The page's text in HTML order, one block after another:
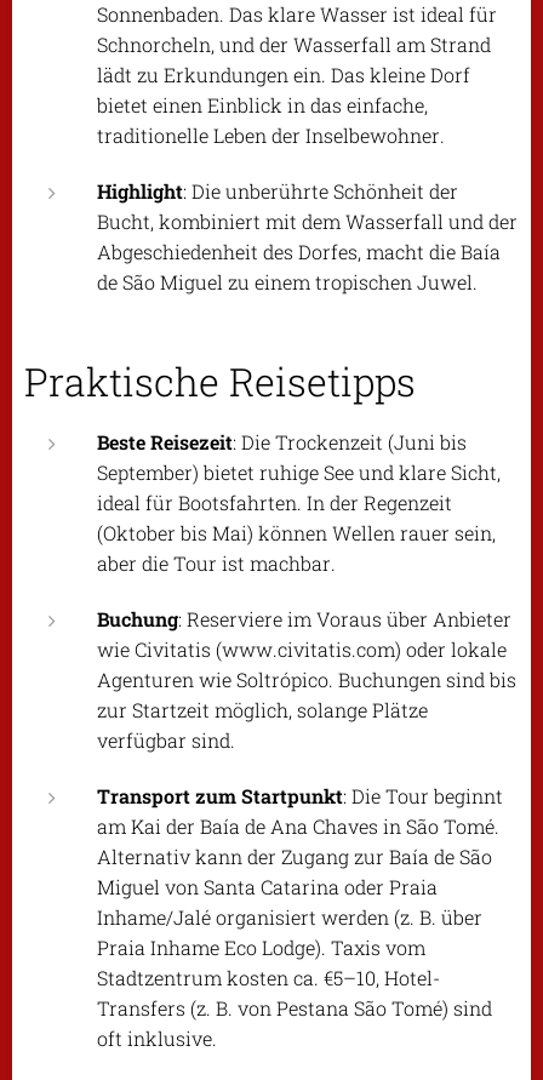
Sonnenbaden. Das klare Wasser ist ideal für
Schnorcheln, und der Wasserfall am Strand
lädt zu Erkundungen ein. Das kleine Dorf
bietet einen Einblick in das einfache,
traditionelle Leben der Inselbewohner.
Highlight: Die unberührte Schönheit der
Bucht, kombiniert mit dem Wasserfall und der
Abgeschiedenheit des Dorfes, macht die Baía
de São Miguel zu einem tropischen Juwel.
Praktische Reisetipps
Beste Reisezeit: Die Trockenzeit (Juni bis
September) bietet ruhige See und klare Sicht,
ideal für Bootsfahrten. In der Regenzeit
(Oktober bis Mai) können Wellen rauer sein,
aber die Tour ist machbar.
Buchung: Reserviere im Voraus über Anbieter
wie Civitatis (www.civitatis.com) oder lokale
Agenturen wie Soltrópico. Buchungen sind bis
zur Startzeit möglich, solange Plätze
verfügbar sind.
Transport zum Startpunkt: Die Tour beginnt
am Kai der Baía de Ana Chaves in São Tomé.
Alternativ kann der Zugang zur Baía de São
Miguel von Santa Catarina oder Praia
Inhame/Jalé organisiert werden (z. B. über
Praia Inhame Eco Lodge). Taxis vom
Stadtzentrum kosten ca. €5–10, Hotel-
Transfers (z. B. von Pestana São Tomé) sind
oft inklusive.